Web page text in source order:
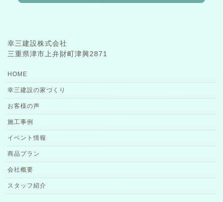
幸三建設株式会社
三重県津市上弁財町津興2871
HOME
幸三建設の家づくり
お客様の声
施工事例
イベント情報
商品プラン
会社概要
スタッフ紹介